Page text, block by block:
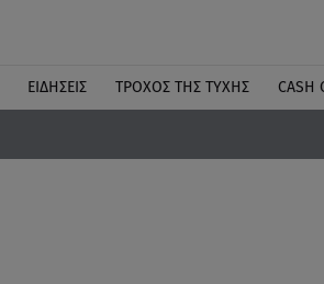
ΕΙΔΉΣΕΙΣ ΤΡΟΧΌΣ ΤΗΣ ΤΎΧΗΣ CASH